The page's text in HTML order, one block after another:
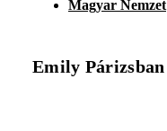
Magyar Nemzet
Emily Párizsban